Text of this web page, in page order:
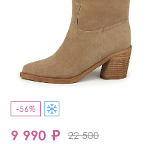
-56%
9 990 ₽ 22 500